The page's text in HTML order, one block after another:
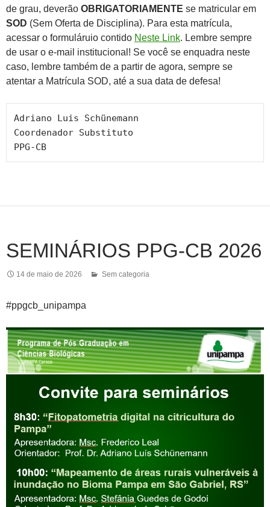
de grau, deverão OBRIGATORIAMENTE se matricular em
SOD (Sem Oferta de Disciplina). Para esta matrícula,
acessar o formuláruio contido Neste Link. Lembre sempre
de usar o e-mail institucional! Se você se enquadra neste
caso, lembre também de a partir de agora, sempre se
atentar a Matrícula SOD, até a sua data de defesa!
Adriano Luis Schünemann
Coordenador Substituto
PPG-CB
SEMINÁRIOS PPG-CB 2026
14 de maio de 2026 Sem categoria
#ppgcb_unipampa